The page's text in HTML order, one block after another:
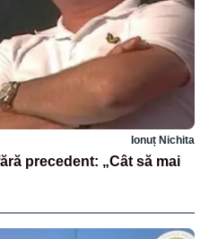
Ionuț Nichita
precedent: „Cât să mai